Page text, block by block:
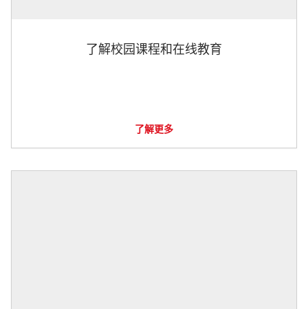
了解校园课程和在线教育
了解更多